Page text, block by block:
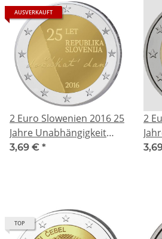
AUSVERKAUFT
2 Euro Slowenien 2016 25
Jahre Unabhängigkeit
Sloweniens
3,69 € *
2
TOP